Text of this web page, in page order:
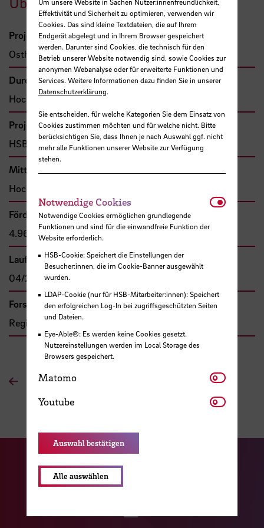
Projektbeteiligte
Osthorst, Winfried, Prof. Dr.
Durchführende Organisation
Hochschule Bremen, Fakultät 2
Projekttyp
HSB-intern gefördertes Projekt
Mittel- bzw. Auftragsgeber
Hochschule Bremen, F&E-Fonds
Förder- bzw. Auftragssumme
4.960,00 €
Laufzeit
04/2019 - 03/2021
Forschungs- und Transfercluster
Region im Wandel
Zur Übersichtsseite
Zu unserer Instagram Seite
Zu unserer Facebook
Um unsere Website in Sachen Nutzer:innenfreundlichkeit,
Effektivität und Sicherheit zu optimieren, verwenden wir
Cookies. Das sind kleine Textdateien, die auf Ihrem
Endgerät abgelegt und in Ihrem Browser gespeichert
werden. Darunter sind Cookies, die technisch für den
Betrieb unserer Website notwendig sind, sowie Cookies zur
anonymen Webanalyse oder für erweiterte Funktionen und
Services. Weitere Informationen dazu finden Sie in unserer
Datenschutzerklärung.
Sie entscheiden, für welche Kategorien Sie dem Einsatz von
Cookies zustimmen möchten und für welche nicht. Bitte
berücksichtigen Sie, dass Ihnen je nach Auswahl ggf. nicht
mehr alle Funktionen unserer Website zur Verfügung
stehen.
Notwendige Cookies
Notwendige Cookies ermöglichen grundlegende
Funktionen und sind für die einwandfreie Funktion der
Website erforderlich.
HSB-Cookie: Speichert die Einstellungen der
Besucher:innen, die im Cookie-Banner ausgewählt
wurden.
LDAP-Cookie (nur für HSB-Mitarbeiter:innen): Speichert
den erfolgreichen Log-In bei zugriffsgeschützten Seiten
und Dateien.
Eye-Able®: Es werden keine Cookies gesetzt.
Nutzereinstellungen werden im Local Storage des
Browsers gespeichert.
Matomo Matomo
Youtube Youtube
Auswahl bestätigen
Alle auswählen